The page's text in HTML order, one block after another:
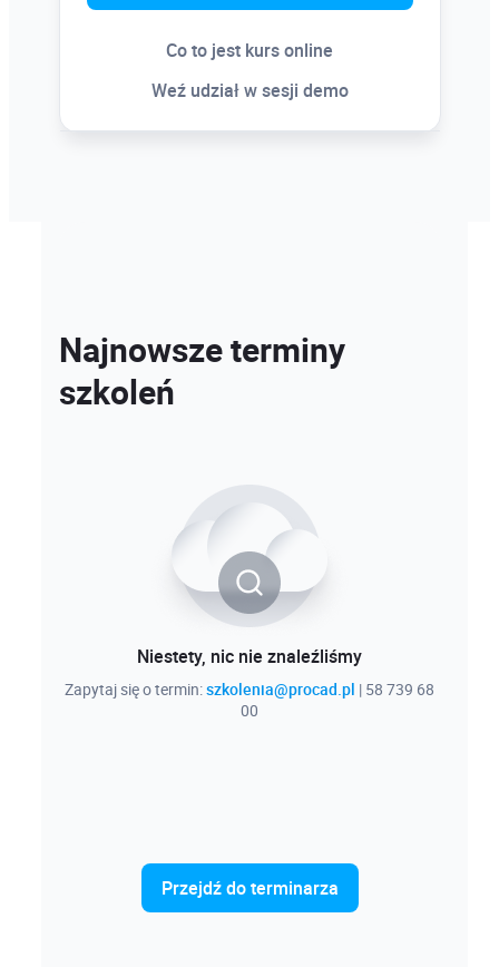
Co to jest kurs online
Weź udział w sesji demo
Najnowsze terminy
szkoleń
Niestety, nic nie znaleźliśmy
Zapytaj się o termin:szkolenia@procad.pl | 58 739 68
00
Przejdź do terminarza